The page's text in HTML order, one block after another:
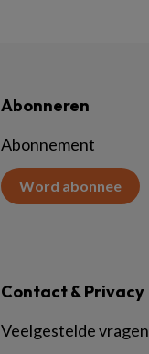
Abonneren
Abonnement
Word abonnee
Contact & Privacy
Veelgestelde vragen